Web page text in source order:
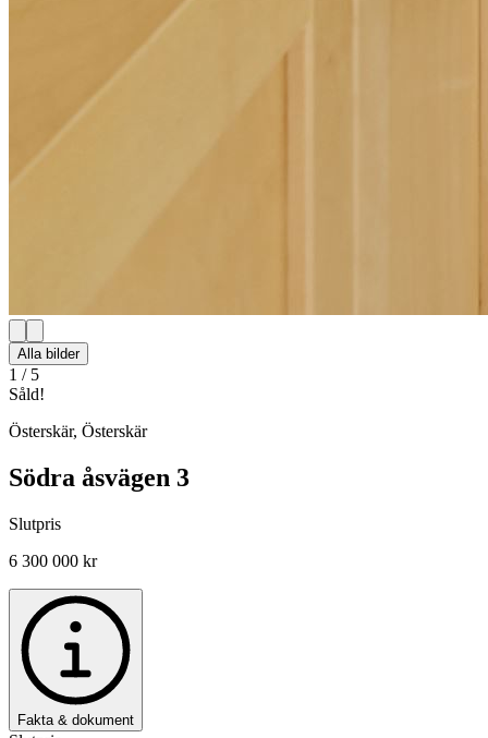
Alla bilder
1 / 5
Såld!
Österskär, Österskär
Södra åsvägen 3
Slutpris
6 300 000 kr
Fakta & dokument